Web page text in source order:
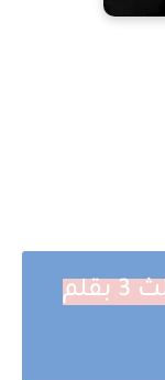
رواية بنت عمي الفصل الثالث 3 بقلم